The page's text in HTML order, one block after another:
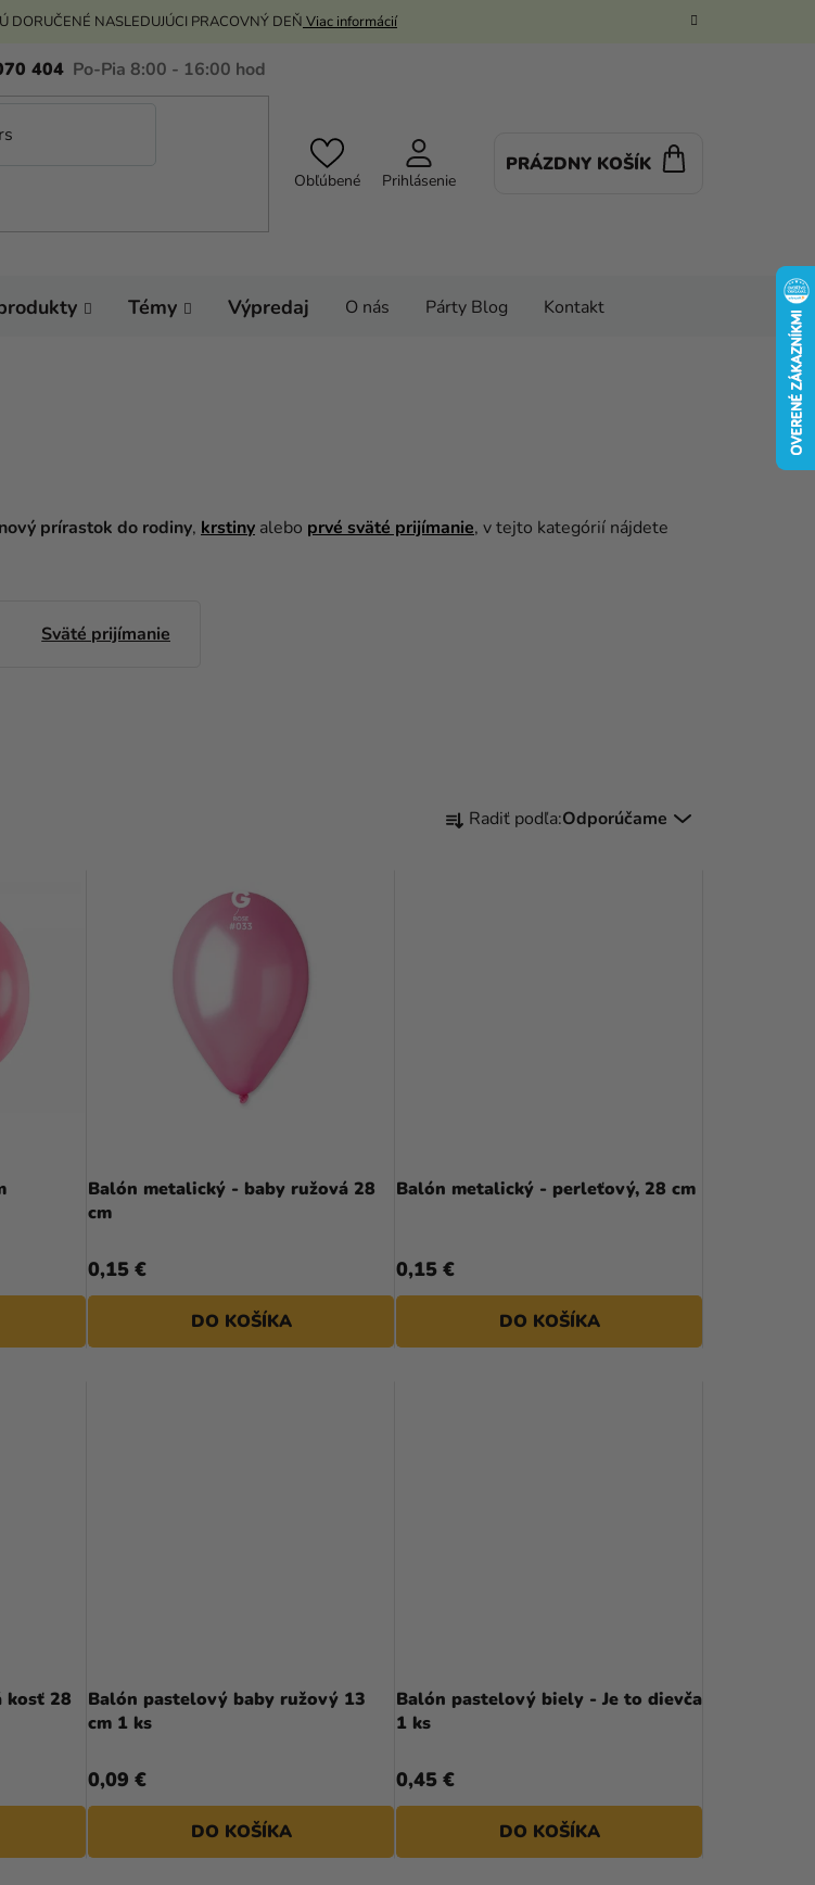
DORUČENÉ NASLEDUJÚCI PRACOVNÝ DEŇ Viac informácií
404
Obľúbené Prihlásenie
PRÁZDNY KOŠÍK
Témy Výpredaj O nás Párty Blog Kontakt
nový prírastok do rodiny, krstiny alebo prvé sväté prijímanie, v tejto kategórií nájdete
Sväté prijímanie
R
D
K
T
O
Radiť podľa:Odporúčame
Balón metalický - baby ružová 28
cm
0,15 €
DO KOŠÍKA
Balón metalický - perleťový, 28 cm
0,15 €
DO KOŠÍKA
kosť 28
Balón pastelový baby ružový 13
cm 1 ks
0,09 €
DO KOŠÍKA
Balón pastelový biely - Je to dievča
1 ks
0,45 €
DO KOŠÍKA